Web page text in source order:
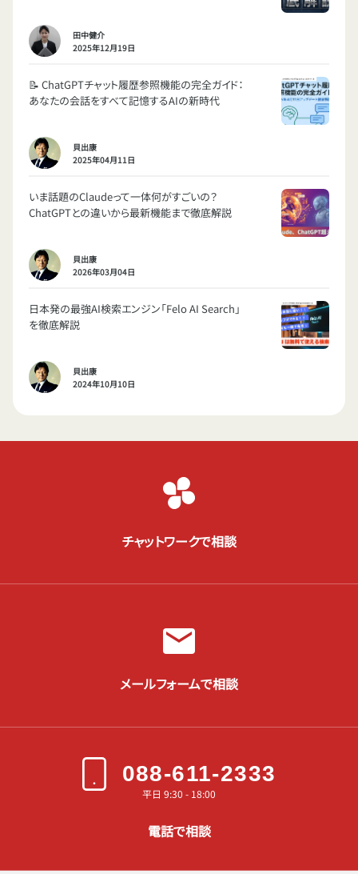
田中健介
2025年12月19日
📝 ChatGPTチャット履歴参照機能の完全ガイド：
あなたの会話をすべて記憶するAIの新時代
貝出康
2025年04月11日
いま話題のClaudeって一体何がすごいの？
ChatGPTとの違いから最新機能まで徹底解説
貝出康
2026年03月04日
日本発の最強AI検索エンジン「Felo AI Search」
を徹底解説
貝出康
2024年10月10日
チャットワークで相談
メールフォームで相談
088-611-2333
平日 9:30 - 18:00
電話で相談